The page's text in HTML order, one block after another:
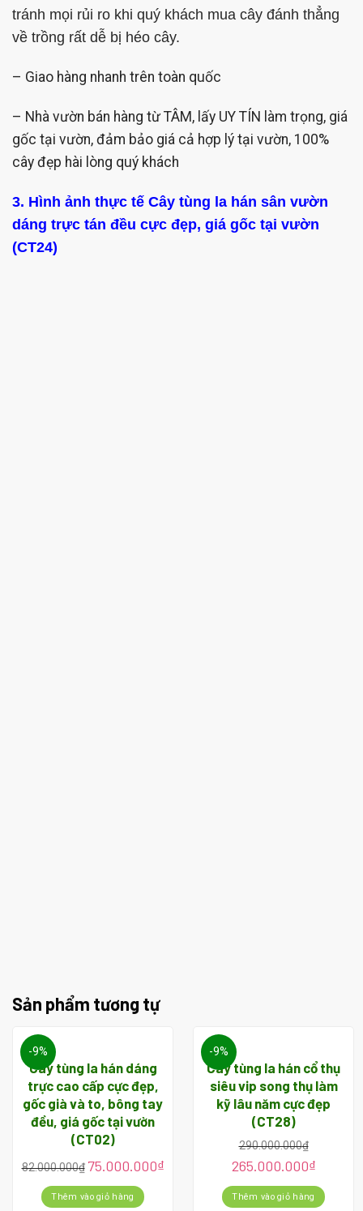
tránh mọi rủi ro khi quý khách mua cây đánh thẳng
về trồng rất dễ bị héo cây.
– Giao hàng nhanh trên toàn quốc
– Nhà vườn bán hàng từ TÂM, lấy UY TÍN làm trọng, giá
gốc tại vườn, đảm bảo giá cả hợp lý tại vườn, 100%
cây đẹp hài lòng quý khách
3. Hình ảnh thực tế Cây tùng la hán sân vườn
dáng trực tán đều cực đẹp, giá gốc tại vườn
(CT24)
Sản phẩm tương tự
-9%
Cây tùng la hán dáng
trực cao cấp cực đẹp,
gốc già và to, bông tay
đều, giá gốc tại vườn
(CT02)
82.000.000₫ 75.000.000₫
Thêm vào giỏ hàng
-9%
Cây tùng la hán cổ thụ
siêu vip song thụ làm
kỹ lâu năm cực đẹp
(CT28)
290.000.000₫
265.000.000₫
Thêm vào giỏ hàng